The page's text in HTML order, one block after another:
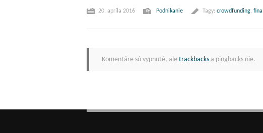
20. apríla 2016 Podnikanie Tagy: crowdfunding,
Komentáre sú vypnuté, ale trackbacks a pingbacks nie.